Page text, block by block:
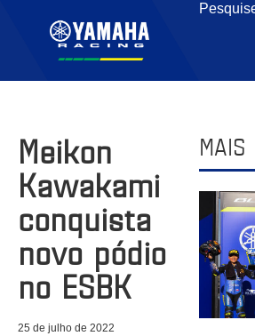
Meikon
Kawakami
conquista
novo pódio
no ESBK
25 de julho de 2022
MAIS